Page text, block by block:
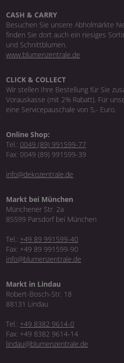
CASH & CARRY
Besuchen Sie unsere Abholmärkte
finden Sie dort auch ein riesiges
und Schnittblumen.
www.blumenzentrale.de
CLICK & COLLECT
Wir stellen Ihre Bestellung für Sie
Vorauskasse (mit 2% Rabatt). Für
eine Servicepauschale von 5,- Euro.
Online Shop:
Tel.: 0049 (89) 991599-77
Fax: 0049 (89) 991599-39
info@dekozentrale.de
Markt bei München
Münchener Str. 2a
85599 Parsdorf bei München
Tel.: +49 89 991599-40
Fax: +49 89 991599-90
info@blumenzentrale.de
Markt in Lindau
Robert-Bosch-Str. 18
88131 Lindau
Tel.: +49 8382 9614-0
Fax: +49 8382 9614-14
lindau@blumenzentrale.de